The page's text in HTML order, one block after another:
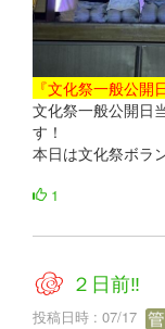
『文化祭一般公開
文化祭一般公開日
す！
本日は文化祭ボラ
1
２日前‼
投稿日時 : 07/17